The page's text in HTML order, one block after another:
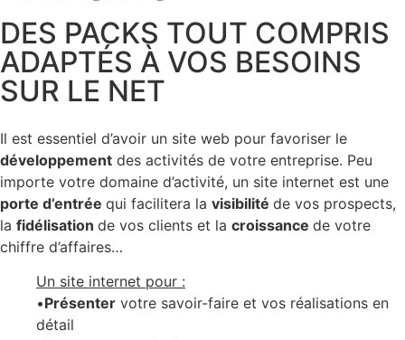
DES PACKS TOUT COMPRIS
ADAPTÉS À VOS BESOINS
SUR LE NET
Il est essentiel d’avoir un site web pour favoriser le
développement des activités de votre entreprise. Peu
importe votre domaine d’activité, un site internet est une
porte d’entrée qui facilitera la visibilité de vos prospects,
la fidélisation de vos clients et la croissance de votre
chiffre d’affaires…
Un site internet pour :
•Présenter votre savoir-faire et vos réalisations en
détail